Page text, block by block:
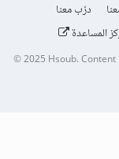
درّب معنا
المساعدة
© 2025 Hsoub.